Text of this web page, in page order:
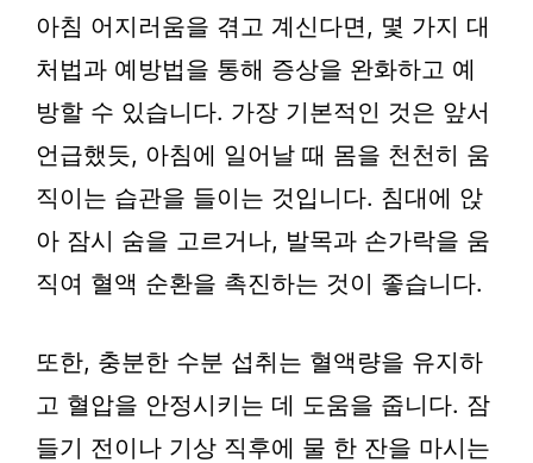
아침 어지러움을 겪고 계신다면, 몇 가지 대
처법과 예방법을 통해 증상을 완화하고 예
방할 수 있습니다. 가장 기본적인 것은 앞서
언급했듯, 아침에 일어날 때 몸을 천천히 움
직이는 습관을 들이는 것입니다. 침대에 앉
아 잠시 숨을 고르거나, 발목과 손가락을 움
직여 혈액 순환을 촉진하는 것이 좋습니다.
또한, 충분한 수분 섭취는 혈액량을 유지하
고 혈압을 안정시키는 데 도움을 줍니다. 잠
들기 전이나 기상 직후에 물 한 잔을 마시는